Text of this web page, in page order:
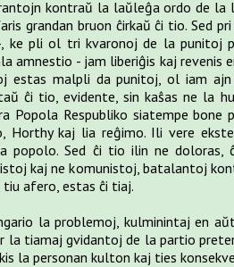
kontraŭ la laŭleĝa ordo de la
grandan bruon ĉirkaŭ ĉi tio. Sed
ke pli ol tri kvaronoj de la punitoj
amnestio - jam liberiĝis kaj revenis
estas malpli da punitoj, ol iam
ĉi tio, evidente, sin kaŝas ne la
Popola Respubliko siatempe
Horthy kaj lia reĝimo. Ili vere
popolo. Sed ĉi tio ilin ne
kaj ne komunistoj, batalantoj
tiu afero, estas ĉi tiaj.
la problemoj, kulminintaj en
la tiamaj gvidantoj de la partio
la personan kulton kaj ties